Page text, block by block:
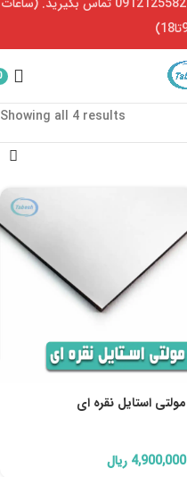
Showing all 4 results
مولتی استایل نقره ای
4,900,000 ریال